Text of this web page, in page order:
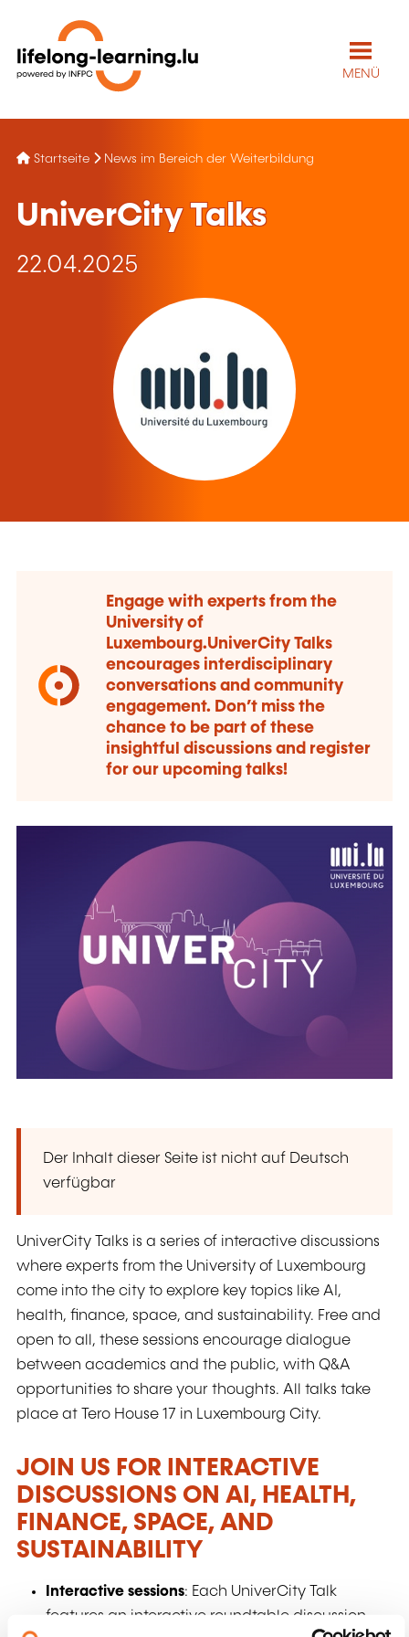
MENÜ
Startseite News im Bereich der Weiterbildung
UniverCity Talks
22.04.2025
Engage with experts from the
University of
Luxembourg.UniverCity Talks
encourages interdisciplinary
conversations and community
engagement. Don’t miss the
chance to be part of these
insightful discussions and register
for our upcoming talks!
Der Inhalt dieser Seite ist nicht auf Deutsch
verfügbar
UniverCity Talks is a series of interactive discussions
where experts from the University of Luxembourg
come into the city to explore key topics like AI,
health, finance, space, and sustainability. Free and
open to all, these sessions encourage dialogue
between academics and the public, with Q&A
opportunities to share your thoughts. All talks take
place at Tero House 17 in Luxembourg City.
JOIN US FOR INTERACTIVE
DISCUSSIONS ON AI, HEALTH,
FINANCE, SPACE, AND
SUSTAINABILITY
Interactive sessions: Each UniverCity Talk
features an interactive roundtable discussion